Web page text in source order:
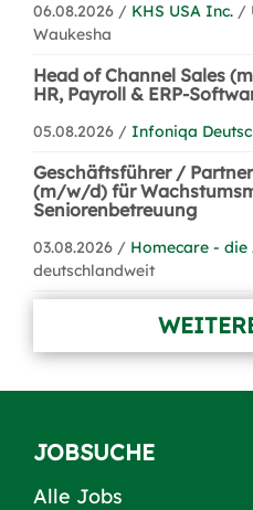
06.08.2026 / KHS USA Inc. /
Waukesha
Head of Channel Sales
HR, Payroll & ERP-
05.08.2026 / Infoniqa
Geschäftsführer / Partner
(m/w/d) für
Seniorenbetreuung
03.08.2026 / Homecare -
deutschlandweit
JOBSUCHE
Alle Jobs